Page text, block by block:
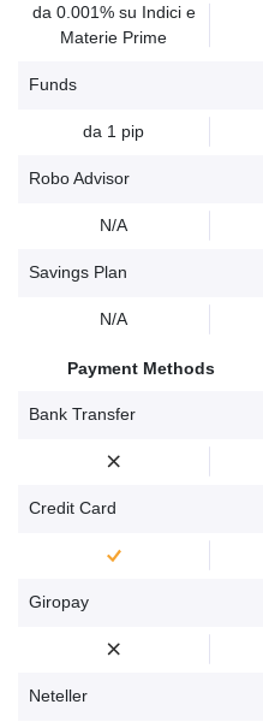
da 0.001% su Indici e
Materie Prime
Funds
da 1 pip
Robo Advisor
N/A
Savings Plan
N/A
Payment Methods
Bank Transfer
Credit Card
Giropay
Neteller